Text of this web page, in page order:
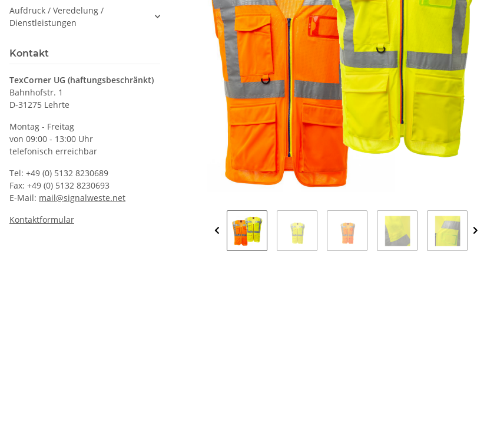
Aufdruck / Veredelung /
Dienstleistungen
Kontakt
TexCorner UG (haftungsbeschränkt)
Bahnhofstr. 1
D-31275 Lehrte
Montag - Freitag
von 09:00 - 13:00 Uhr
telefonisch erreichbar
Tel: +49 (0) 5132 8230689
Fax: +49 (0) 5132 8230693
E-Mail: mail@signalweste.net
Kontaktformular